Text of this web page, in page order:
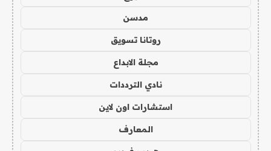
مدسن
روتانا تسويق
مجلة الابداع
نادي الترددات
استشارات اون لاين
المعارف